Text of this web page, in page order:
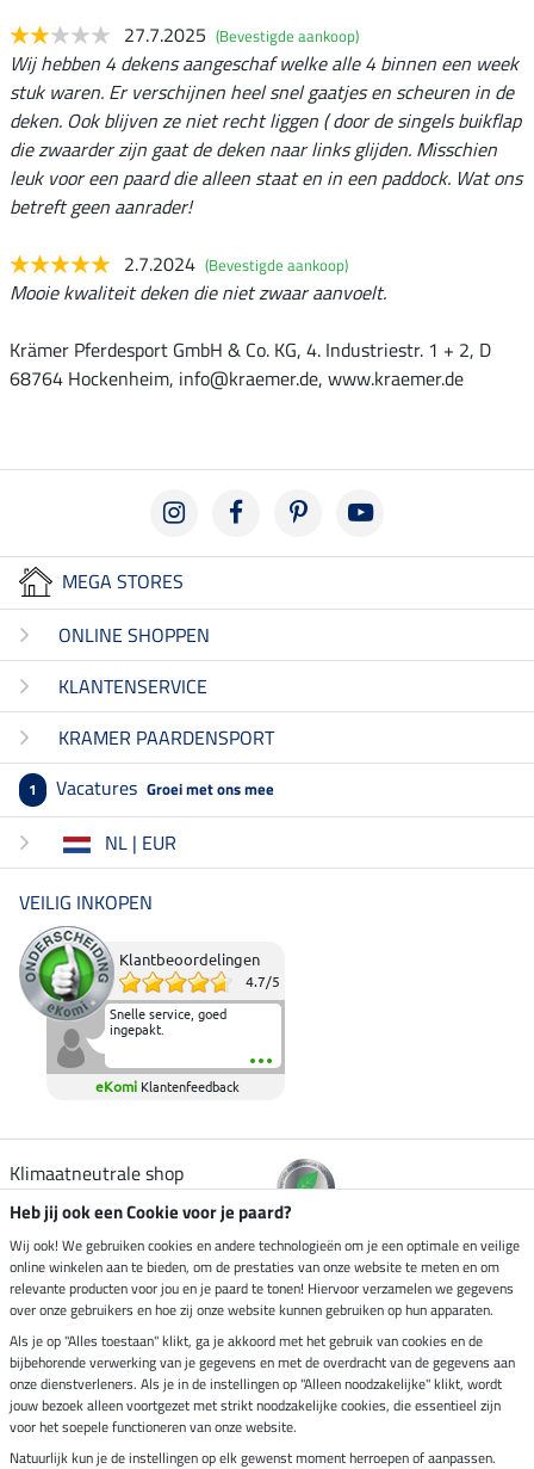
27.7.2025 (Bevestigde aankoop)
Wij hebben 4 dekens aangeschaf welke alle 4 binnen een week
stuk waren. Er verschijnen heel snel gaatjes en scheuren in de
deken. Ook blijven ze niet recht liggen ( door de singels buikflap
die zwaarder zijn gaat de deken naar links glijden. Misschien
leuk voor een paard die alleen staat en in een paddock. Wat ons
betreft geen aanrader!
2.7.2024 (Bevestigde aankoop)
Mooie kwaliteit deken die niet zwaar aanvoelt.
Krämer Pferdesport GmbH & Co. KG, 4. Industriestr. 1 + 2, D
68764 Hockenheim, info@kraemer.de, www.kraemer.de
MEGA STORES
ONLINE SHOPPEN
KLANTENSERVICE
KRAMER PAARDENSPORT
1 Vacatures Groei met ons mee
NL | EUR
VEILIG INKOPEN
Klantbeoordelingen
4.7/5
Snelle service, goed
ingepakt.
eKomi Klantenfeedback
Klimaatneutrale shop
Verzending per
Veilig betalen met
Impressum
Heb jij ook een Cookie voor je paard?
Wij ook! We gebruiken cookies en andere technologieën om je een optimale en veilige
online winkelen aan te bieden, om de prestaties van onze website te meten en om
relevante producten voor jou en je paard te tonen! Hiervoor verzamelen we gegevens
over onze gebruikers en hoe zij onze website kunnen gebruiken op hun apparaten.
Als je op "Alles toestaan" klikt, ga je akkoord met het gebruik van cookies en de
bijbehorende verwerking van je gegevens en met de overdracht van de gegevens aan
onze dienstverleners. Als je in de instellingen op "Alleen noodzakelijke" klikt, wordt
jouw bezoek alleen voortgezet met strikt noodzakelijke cookies, die essentieel zijn
voor het soepele functioneren van onze website.
Natuurlijk kun je de instellingen op elk gewenst moment herroepen of aanpassen.